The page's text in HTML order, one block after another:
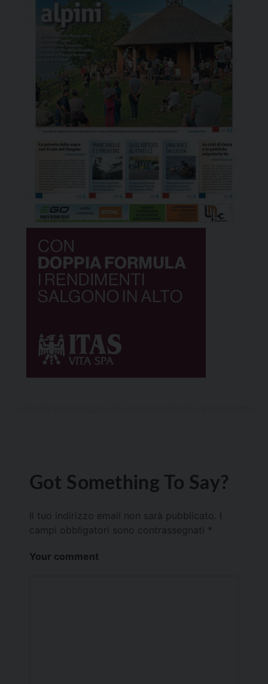
Got Something To Say?
Il tuo indirizzo email non sarà pubblicato.
campi obbligatori sono contrassegnati *
Your comment